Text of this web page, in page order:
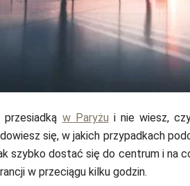
w Paryżu i nie wiesz,
się, w jakich przypadkach
szybko dostać się do centrum i na
w przeciągu kilku godzin.